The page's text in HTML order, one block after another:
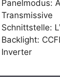
Panelmodus:
Transmissive
Schnittstelle:
Backlight:
Inverter